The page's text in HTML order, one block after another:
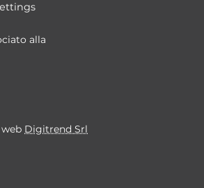
alla
Digitrend Srl